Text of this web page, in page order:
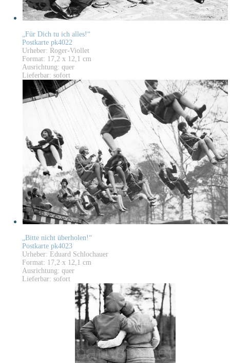
„Für Dich tu ich alles!“
Postkarte pk4022
Urheber: Roger-Viollet
Format: 17,2 x 12,1 cm
Ausrichtung: quer
Lieferbar: sofort
„Bitte nicht überholen!“
Postkarte pk4023
Urheber: Eduard Schlochauer
Format: 17,2 x 12,1 cm
Ausrichtung: quer
Lieferbar: sofort